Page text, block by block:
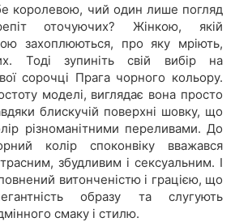
королевою, чий один лише погляд
оточуючих? Жінкою, якій
захоплюються, про яку мріють,
Тоді зупиніть свій вибір на
сорочці Прага чорного кольору.
моделі, виглядає вона просто
блискучій поверхні шовку, що
різноманітними переливами. До
колір споконвіку вважався
збудливим і сексуальним. І
витонченістю і грацією, що
образу та слугують
смаку і стилю.